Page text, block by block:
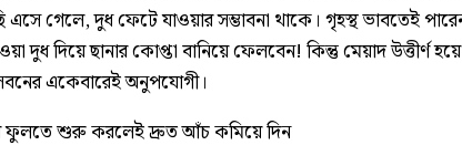
এসে গেলে, দুধ ফেটে যাওয়ার সম্ভাবনা থাকে। গৃহস্থ ভাবতেই
দুধ দিয়ে ছানার কোপ্তা বানিয়ে ফেলবেন! কিন্তু মেয়াদ উত্তীর্ণ
একেবারেই অনুপযোগী।
ফুলতে শুরু করলেই দ্রুত আঁচ কমিয়ে দিন